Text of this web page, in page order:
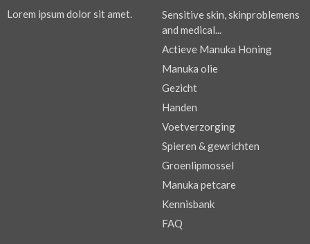
Sensitive skin, skinproblemens
and medical...
Actieve Manuka Honing
Manuka olie
Gezicht
Handen
Voetverzorging
Spieren & gewrichten
Groenlipmossel
Manuka petcare
Kennisbank
FAQ
Lorem ipsum dolor sit amet.